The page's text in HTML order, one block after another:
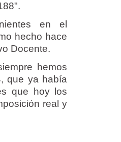
en el
hecho hace
Docente.
hemos
que ya había
que hoy los
real y